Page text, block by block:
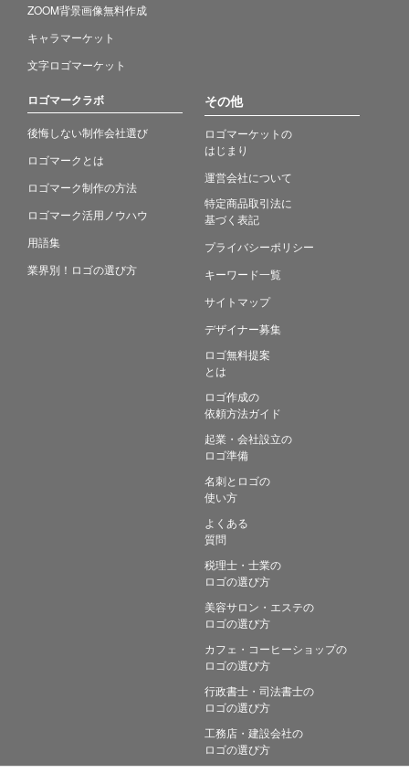
ZOOM背景画像無料作成
キャラマーケット
文字ロゴマーケット
ロゴマークラボ
後悔しない制作会社選び
ロゴマークとは
ロゴマーク制作の方法
ロゴマーク活用ノウハウ
用語集
業界別！ロゴの選び方
その他
ロゴマーケットの
はじまり
運営会社について
特定商品取引法に
基づく表記
プライバシーポリシー
キーワード一覧
サイトマップ
デザイナー募集
ロゴ無料提案
とは
ロゴ作成の
依頼方法ガイド
起業・会社設立の
ロゴ準備
名刺とロゴの
使い方
よくある
質問
税理士・士業の
ロゴの選び方
美容サロン・エステの
ロゴの選び方
カフェ・コーヒーショップの
ロゴの選び方
行政書士・司法書士の
ロゴの選び方
工務店・建設会社の
ロゴの選び方